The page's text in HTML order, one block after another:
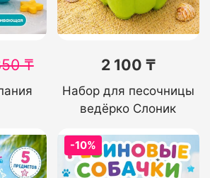
₸ 2 100 ₸
Набор для песочницы
ведёрко Слоник
-10%